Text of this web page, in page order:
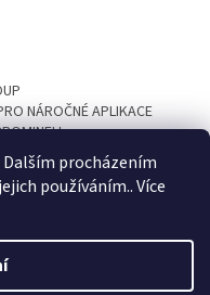
procházením
používáním.. Více
NÁROČNÉ APLIKACE